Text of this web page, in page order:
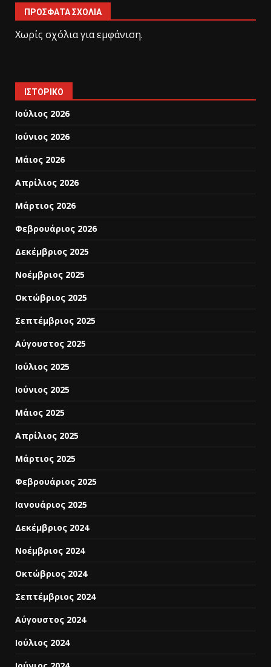
ΠΡΌΣΦΑΤΑ ΣΧΌΛΙΑ
Χωρίς σχόλια για εμφάνιση.
ΙΣΤΟΡΙΚΌ
Ιούλιος 2026
Ιούνιος 2026
Μάιος 2026
Απρίλιος 2026
Μάρτιος 2026
Φεβρουάριος 2026
Δεκέμβριος 2025
Νοέμβριος 2025
Οκτώβριος 2025
Σεπτέμβριος 2025
Αύγουστος 2025
Ιούλιος 2025
Ιούνιος 2025
Μάιος 2025
Απρίλιος 2025
Μάρτιος 2025
Φεβρουάριος 2025
Ιανουάριος 2025
Δεκέμβριος 2024
Νοέμβριος 2024
Οκτώβριος 2024
Σεπτέμβριος 2024
Αύγουστος 2024
Ιούλιος 2024